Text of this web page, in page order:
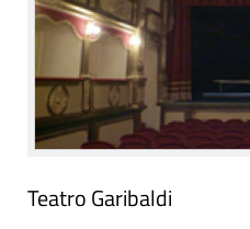
Teatro Garibaldi